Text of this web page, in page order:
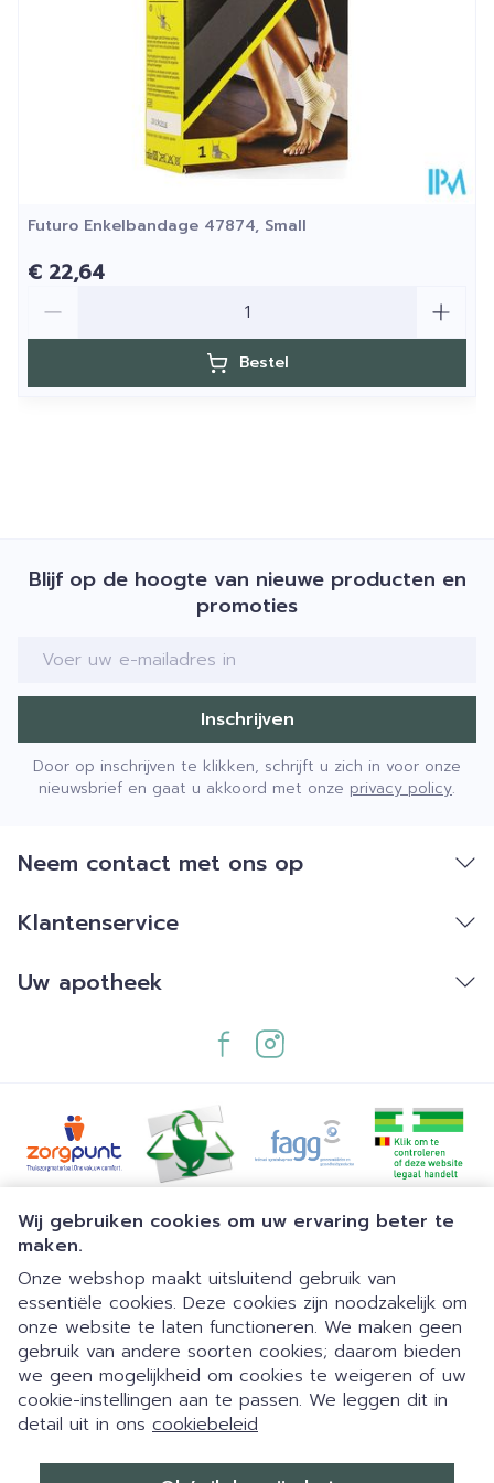
Wij gebruiken cookies om uw ervaring beter te
maken.
Onze webshop maakt uitsluitend gebruik van
essentiële cookies. Deze cookies zijn noodzakelijk om
onze website te laten functioneren. We maken geen
gebruik van andere soorten cookies; daarom bieden
we geen mogelijkheid om cookies te weigeren of uw
cookie-instellingen aan te passen. We leggen dit in
detail uit in ons cookiebeleid
25°C)
Futuro Enkelbandage 47874, Small
€ 22,64
Bestel
1 van 1
Blijf op de hoogte van nieuwe producten en
promoties
E-mail adres
Inschrijven
Door op inschrijven te klikken, schrijft u zich in voor onze
nieuwsbrief en gaat u akkoord met onze privacy policy.
Neem contact met ons op
Klantenservice
Uw apotheek
Juridische links